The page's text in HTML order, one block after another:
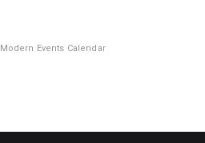
Modern Events Calendar